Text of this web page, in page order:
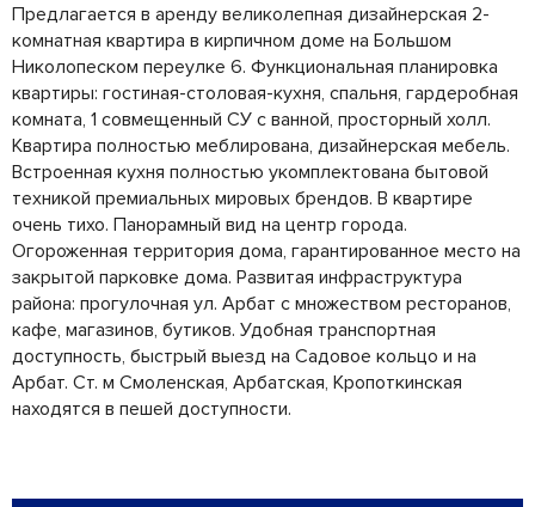
Предлагается в аренду великолепная дизайнерская 2-
комнатная квартира в кирпичном доме на Большом
Николопеском переулке 6. Функциональная планировка
квартиры: гостиная-столовая-кухня, спальня, гардеробная
комната, 1 совмещенный СУ с ванной, просторный холл.
Квартира полностью меблирована, дизайнерская мебель.
Встроенная кухня полностью укомплектована бытовой
техникой премиальных мировых брендов. В квартире
очень тихо. Панорамный вид на центр города.
Огороженная территория дома, гарантированное место на
закрытой парковке дома. Развитая инфраструктура
района: прогулочная ул. Арбат с множеством ресторанов,
кафе, магазинов, бутиков. Удобная транспортная
доступность, быстрый выезд на Садовое кольцо и на
Арбат. Ст. м Смоленская, Арбатская, Кропоткинская
находятся в пешей доступности.